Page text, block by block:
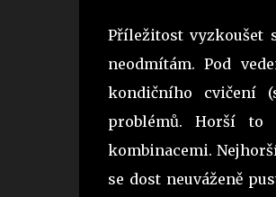
Příležitost vyzkoušet
neodmítám. Pod
kondičního cvičení
problémů. Horší
kombinacemi.
se dost neuváženě